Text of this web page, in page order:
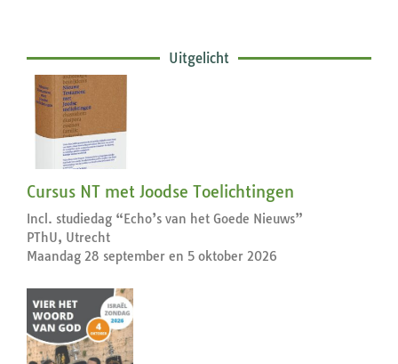
Uitgelicht
Cursus NT met Joodse Toelichtingen
Incl. studiedag “Echo’s van het Goede Nieuws”
PThU, Utrecht
Maandag 28 september en 5 oktober 2026